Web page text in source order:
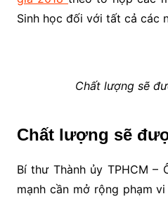
Sinh học đối với tất cả các
Chất lượng sẽ
Chất lượng sẽ
Bí thư Thành ủy TPHCM –
mạnh cần mở rộng phạm